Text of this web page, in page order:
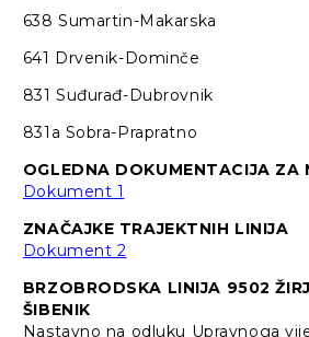
638 Sumartin-Makarska
641 Drvenik-Dominče
831 Suđurađ-Dubrovnik
831a Sobra-Prapratno
OGLEDNA DOKUMENTACIJA ZA
Dokument 1
ZNAČAJKE TRAJEKTNIH LINIJA
Dokument 2
BRZOBRODSKA LINIJA 9502
ŠIBENIK
Nastavno na odluku Upravnoga